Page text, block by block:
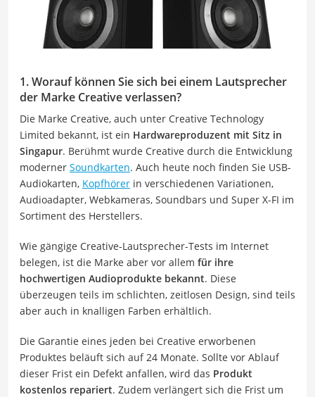
1. Worauf können Sie sich bei einem Lautsprecher
der Marke Creative verlassen?
Die Marke Creative, auch unter Creative Technology
Limited bekannt, ist ein Hardwareproduzent mit Sitz in
Singapur. Berühmt wurde Creative durch die Entwicklung
moderner Soundkarten. Auch heute noch finden Sie USB-
Audiokarten, Kopfhörer in verschiedenen Variationen,
Audioadapter, Webkameras, Soundbars und Super X-FI im
Sortiment des Herstellers.
Wie gängige Creative-Lautsprecher-Tests im Internet
belegen, ist die Marke aber vor allem für ihre
hochwertigen Audioprodukte bekannt. Diese
überzeugen teils im schlichten, zeitlosen Design, sind teils
aber auch in knalligen Farben erhältlich.
Die Garantie eines jeden bei Creative erworbenen
Produktes beläuft sich auf 24 Monate. Sollte vor Ablauf
dieser Frist ein Defekt anfallen, wird das Produkt
kostenlos repariert. Zudem verlängert sich die Frist um